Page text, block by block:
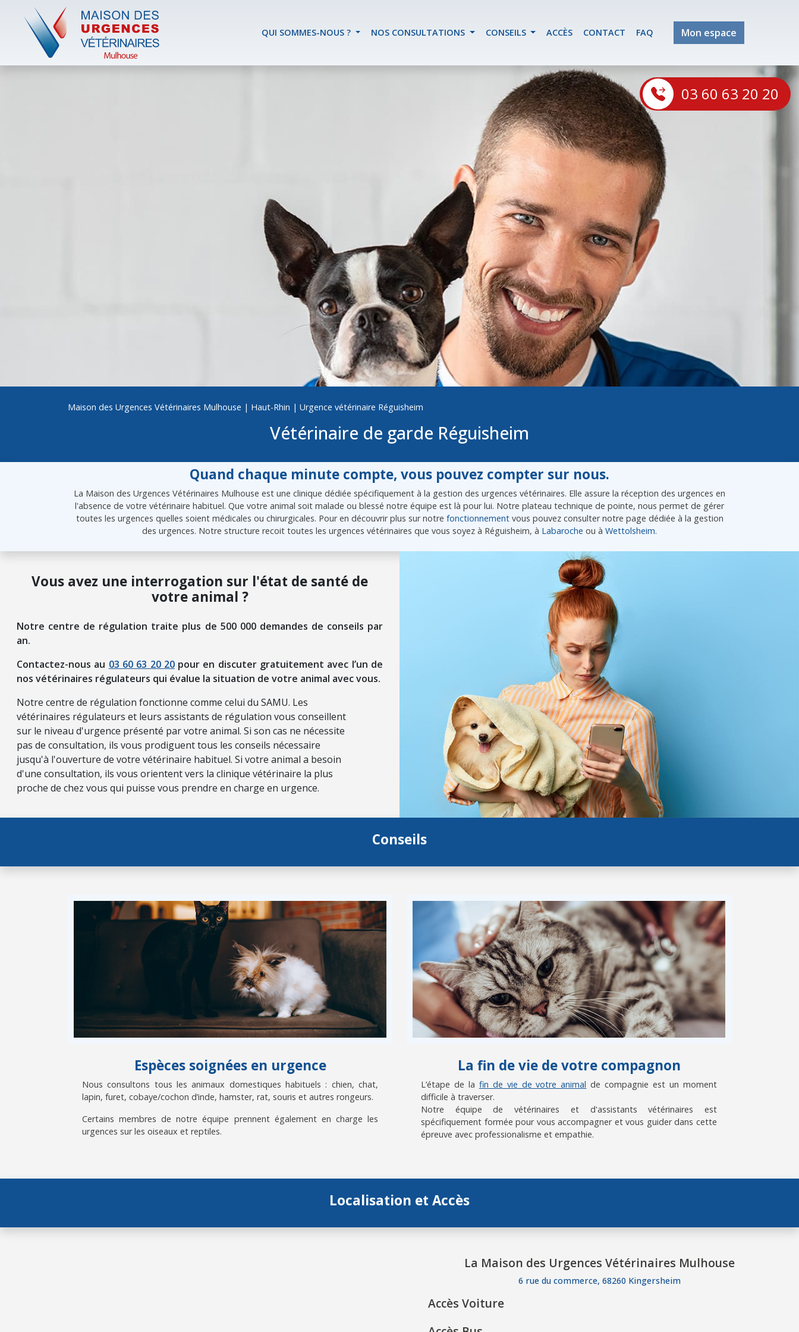
QUI SOMMES-NOUS ? NOS CONSULTATIONS CONSEILS ACCÈS CONTACT FAQ Mon espace
03 60 63 20 20
Maison des Urgences Vétérinaires Mulhouse | Haut-Rhin | Urgence vétérinaire Réguisheim
Vétérinaire de garde Réguisheim
Quand chaque minute compte, vous pouvez compter sur nous.
La Maison des Urgences Vétérinaires Mulhouse est une clinique dédiée spécifiquement à la gestion des urgences vétérinaires. Elle assure la réception des urgences en
l'absence de votre vétérinaire habituel. Que votre animal soit malade ou blessé notre équipe est là pour lui. Notre plateau technique de pointe, nous permet de gérer
toutes les urgences quelles soient médicales ou chirurgicales. Pour en découvrir plus sur notre fonctionnementvous pouvez consulter notre page dédiée à la gestion
des urgences. Notre structure recoit toutes les urgences vétérinaires que vous soyez à Réguisheim, à Labaroche ou à Wettolsheim.
Vous avez une interrogation sur l'état de santé de
votre animal ?
Notre centre de régulation traite plus de 500 000 demandes de conseils par
an.
Contactez-nous au 03 60 63 20 20pour en discuter gratuitement avec l’un de
nos vétérinaires régulateurs qui évalue la situation de votre animal avec vous.
Notre centre de régulation fonctionne comme celui du SAMU. Les
vétérinaires régulateurs et leurs assistants de régulation vous conseillent
sur le niveau d'urgence présenté par votre animal. Si son cas ne nécessite
pas de consultation, ils vous prodiguent tous les conseils nécessaire
jusqu'à l'ouverture de votre vétérinaire habituel. Si votre animal a besoin
d'une consultation, ils vous orientent vers la clinique vétérinaire la plus
proche de chez vous qui puisse vous prendre en charge en urgence.
Conseils
Espèces soignées en urgence
Nous consultons tous les animaux domestiques habituels : chien, chat,
lapin, furet, cobaye/cochon d’inde, hamster, rat, souris et autres rongeurs.
Certains membres de notre équipe prennent également en charge les
urgences sur les oiseaux et reptiles.
La fin de vie de votre compagnon
L’étape de la fin de vie de votre animal de compagnie est un moment
difficile à traverser.
Notre équipe de vétérinaires et d'assistants vétérinaires est
spécifiquement formée pour vous accompagner et vous guider dans cette
épreuve avec professionalisme et empathie.
Localisation et Accès
La Maison des Urgences Vétérinaires Mulhouse
6 rue du commerce, 68260 Kingersheim
Accès Voiture